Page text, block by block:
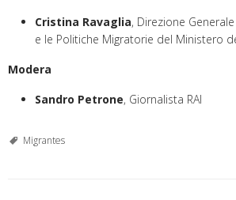
Cristina Ravaglia, Direzione
e le Politiche Migratorie del Ministero
Modera
Sandro Petrone, Giornalista RAI
Migrantes